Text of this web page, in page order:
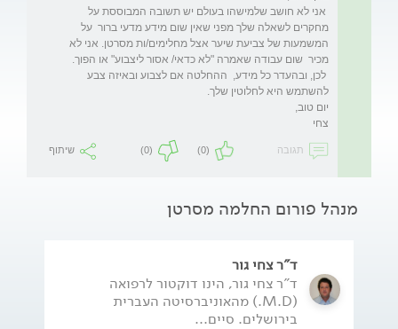
אני לא חושב שלמישהו בעולם יש תשובה המבוססת על
מחקרים לשאלה שלך מפני שאין שום מידע מדעי ברור  על
המשמעות של צביעת שיער אצל מחלימים/ות מסרטן. אני לא
לכן, ובהעדר כל מידע,  ההחלטה אם לצבוע ובאיזה צבע
צחי
תגובה (0)
(0) שיתוף
מנהל פורום החלמה מסרטן
ד"ר צחי גור
ד"ר צחי גור, הינו דוקטור לרפואה
(M.D.) מהאוניברסיטה העברית
בירושלים. סיים...